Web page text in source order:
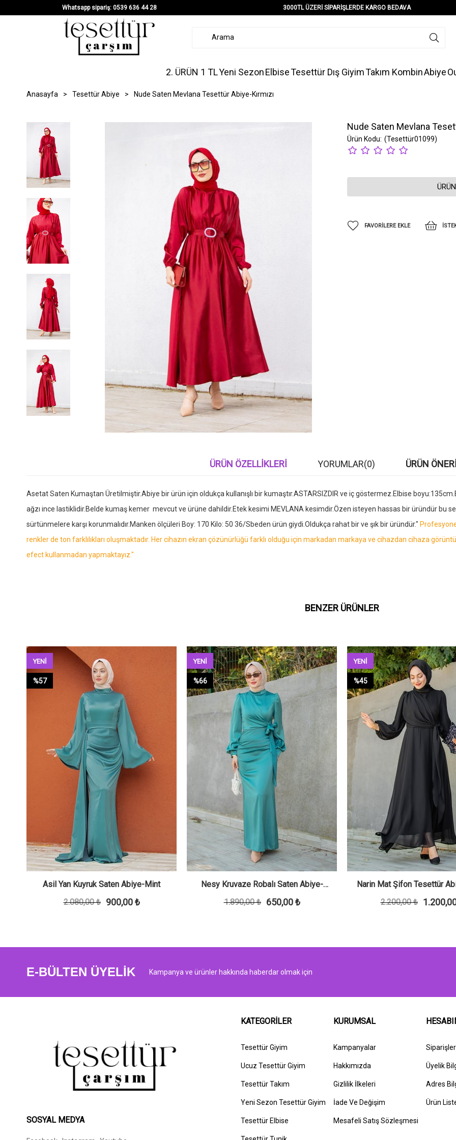
Whatsapp sipariş: 0539 636 44 28 3000TL ÜZERİ SİPARİŞLERDE KARGO BEDAVA
2. ÜRÜN 1 TLYeni SezonElbiseTesettür Dış GiyimTakım KombinAbiye
Anasayfa > Tesettür Abiye > Nude Saten Mevlana Tesettür Abiye-Kırmızı
Nude Saten Mevlana
(Tesettür01099)
FAVORILERE EKLE
ÜRÜN ÖZELLIKLERI YORUMLAR(0) ÜRÜN
Asetat Saten Kumaştan Üretilmiştir.Abiye bir ürün için oldukça kullanışlı bir kumaştır.ASTARSIZDIR ve iç göstermez.Elbise
ağzı ince lastiklidir.Belde kumaş kemer mevcut ve ürüne dahildir.Etek kesimi MEVLANA kesimdir.Özen isteyen hassas bir üründür bu
sürtünmelere karşı korunmalıdır.Manken ölçüleri Boy: 170 Kilo: 50 36/Sbeden ürün giydi.Oldukça rahat bir ve şık bir üründür."
renkler de ton farklılıkları oluşmaktadır. Her cihazın ekran çözünürlüğü farklı olduğu için markadan markaya ve cihazdan cihaza
efect kullanmadan yapmaktayız."
BENZER ÜRÜNLER
Asil Yan Kuyruk Saten Abiye-Mint
900,00 ₺
2.080,00 ₺
%57
YENI
ÜRÜN
Nesy Kruvaze Robalı Saten Abiye-
KoyuMint650,00 ₺
1.890,00 ₺
%66
YENI
ÜRÜN
Narin Mat Şifon Tesettür
2.200,00 ₺
%45
YENI
ÜRÜN
E-BÜLTEN ÜYELİK Kampanya ve ürünler hakkında haberdar olmak için
SOSYAL MEDYA
KATEGORİLER
Tesettür Giyim
Ucuz Tesettür Giyim
Tesettür Takım
Yeni Sezon Tesettür Giyim
Tesettür Elbise
KURUMSAL
Kampanyalar
Hakkımızda
Gizlilik İlkeleri
İade Ve Değişim
Mesafeli Satış Sözleşmesi
Üyelik
Adres
Ürün